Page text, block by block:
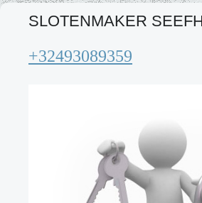
SLOTENMAKER
+32493089359